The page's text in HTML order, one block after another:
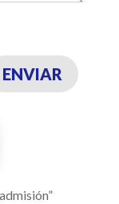
ENVIAR